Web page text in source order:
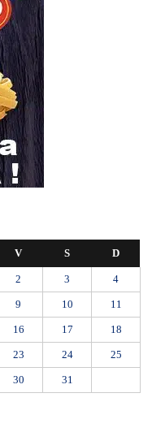
V S D
2 3 4
9 10 11
16 17 18
23 24 25
30 31